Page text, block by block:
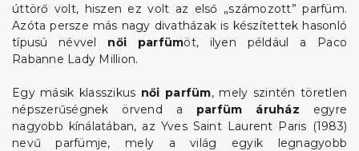
úttörő volt, hiszen ez volt az első „számozott” parfüm.
Azóta persze más nagy divatházak is készítettek hasonló
típusú névvel női parfümöt, ilyen például a Paco
Rabanne Lady Million.
Egy másik klasszikus női parfüm, mely szintén töretlen
népszerűségnek örvend a parfüm áruház egyre
nagyobb kínálatában, az Yves Saint Laurent Paris (1983)
nevű parfümje, mely a világ egyik legnagyobb